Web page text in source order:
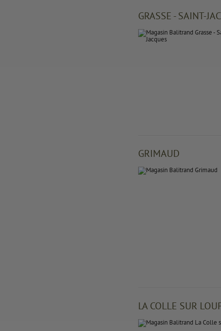
GRASSE - SAINT-
GRIMAUD
LA COLLE SUR